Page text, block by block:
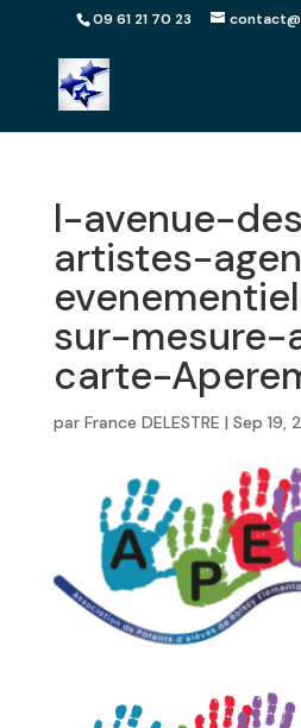
09 61 21 70 23
l-avenue-
artistes-
sur-
carte-
par France DELESTRE | Sep 19,